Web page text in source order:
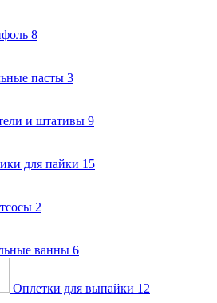
8
пасты 3
и штативы 9
для пайки 15
2
ванны 6
Оплетки для выпайки 12